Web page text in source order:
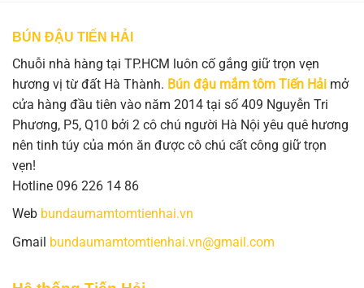
BÚN ĐẬU TIẾN HẢI
Chuỗi nhà hàng tại TP.HCM luôn cố gắng giữ trọn vẹn
hương vị từ đất Hà Thành. Bún đậu mắm tôm Tiến Hải mở
cửa hàng đầu tiên vào năm 2014 tại số 409 Nguyễn Tri
Phương, P5, Q10 bởi 2 cô chú người Hà Nội yêu quê hương
nên tinh túy của món ăn được cô chú cất công giữ trọn
vẹn!
Hotline 096 226 14 86
Web bundaumamtomtienhai.vn
Gmail bundaumamtomtienhai.vn@gmail.com